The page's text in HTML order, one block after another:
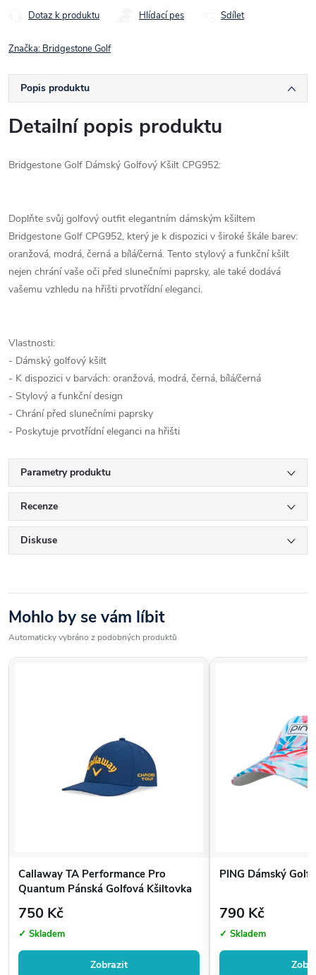
Dotaz k produktu Hlídací pes Sdílet
Značka: Bridgestone Golf
Popis produktu
Detailní popis produktu
Bridgestone Golf Dámský Golfový Kšilt CPG952:
Doplňte svůj golfový outfit elegantním dámským kšiltem
Bridgestone Golf CPG952, který je k dispozici v široké škále barev:
oranžová, modrá, černá a bílá/černá. Tento stylový a funkční kšilt
nejen chrání vaše oči před slunečními paprsky, ale také dodává
vašemu vzhledu na hřišti prvotřídní eleganci.
Vlastnosti:
- Dámský golfový kšilt
- K dispozici v barvách: oranžová, modrá, černá, bílá/černá
- Stylový a funkční design
- Chrání před slunečními paprsky
- Poskytuje prvotřídní eleganci na hřišti
Parametry produktu
Recenze
Diskuse
Mohlo by se vám líbit
Automaticky vybráno z podobných produktů
Callaway TA Performance Pro
Quantum Pánská Golfová Kšiltovka
750 Kč
✓ Skladem
Zobrazit
PING Dámský
790 Kč
✓ Skladem